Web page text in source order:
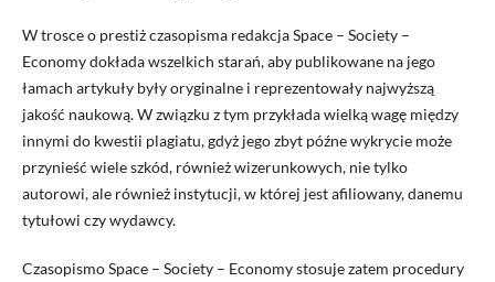
W trosce o prestiż czasopisma redakcja Space – Society –
Economy dokłada wszelkich starań, aby publikowane na jego
łamach artykuły były oryginalne i reprezentowały najwyższą
jakość naukową. W związku z tym przykłada wielką wagę między
innymi do kwestii plagiatu, gdyż jego zbyt późne wykrycie może
przynieść wiele szkód, również wizerunkowych, nie tylko
autorowi, ale również instytucji, w której jest afiliowany, danemu
tytułowi czy wydawcy.
Czasopismo Space – Society – Economy stosuje zatem procedury